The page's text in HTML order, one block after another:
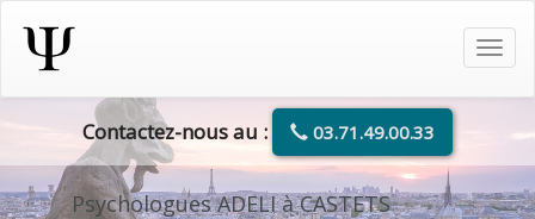
Contactez-nous au : 03.71.49.00.33
Psychologues ADELI à CASTETS